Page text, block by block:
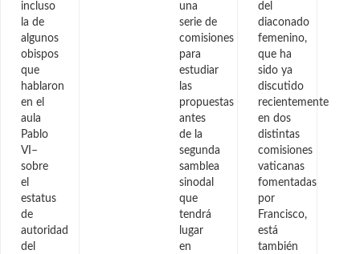
incluso
la de
algunos
obispos
que
hablaron
en el
aula
Pablo
VI–
sobre
el
estatus
de
autoridad
del
una
serie de
comisiones
para
estudiar
las
propuestas
antes
de la
segunda
samblea
sinodal
que
tendrá
lugar
en
del
diaconado
femenino,
que ha
sido ya
discutido
recientemente
en dos
distintas
comisiones
vaticanas
fomentadas
por
Francisco,
está
también